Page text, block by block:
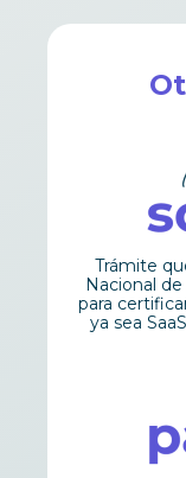
Trámite
Nacional
para
ya sea